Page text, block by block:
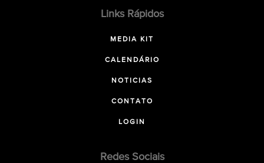
Links Rápidos
MEDIA KIT
CALENDÁRIO
NOTICIAS
CONTATO
LOGIN
Redes Sociais